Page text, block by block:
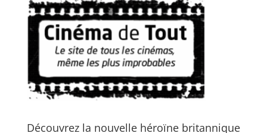
Découvrez la nouvelle héroïne britannique